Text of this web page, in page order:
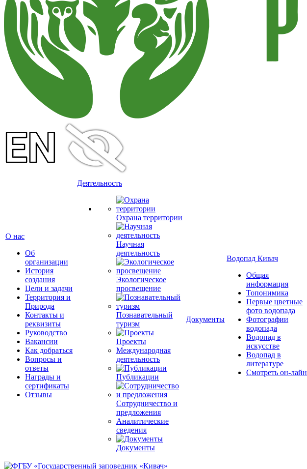
О нас
Об
организации
История
создания
Цели и задачи
Территория и
Природа
Контакты и
реквизиты
Руководство
Вакансии
Как добраться
Вопросы и
ответы
Награды и
сертификаты
Отзывы
Деятельность
Охрана территории
Научная
деятельность
Экологическое
просвещение
Познавательный
туризм
Проекты
Международная
деятельность
Публикации
Сотрудничество и
предложения
Аналитические
сведения
Документы
Документы
Водопад Кивач
Общая
информация
Топонимика
Первые цветные
фото водопада
Фотографии
водопада
Водопад в
искусстве
Водопад в
литературе
Смотреть он-лайн